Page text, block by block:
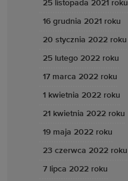
25 listopada 2021 roku
16 grudnia 2021 roku
20 stycznia 2022 roku
25 lutego 2022 roku
17 marca 2022 roku
1 kwietnia 2022 roku
21 kwietnia 2022 roku
19 maja 2022 roku
23 czerwca 2022 roku
7 lipca 2022 roku